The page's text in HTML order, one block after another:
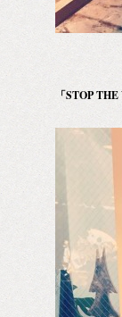
「STOP